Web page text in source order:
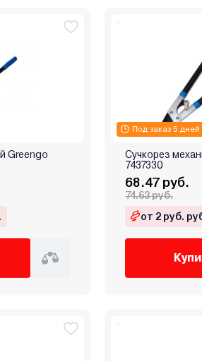
Greengo
Под заказ 5 дней
Сучкорез
7437330
68.47 руб.
74.63 руб.
от 2 руб.